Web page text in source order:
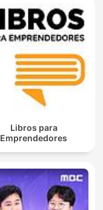
Libros para
Emprendedores